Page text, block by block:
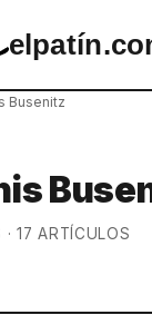
Busenitz
· 17 ARTÍCULOS